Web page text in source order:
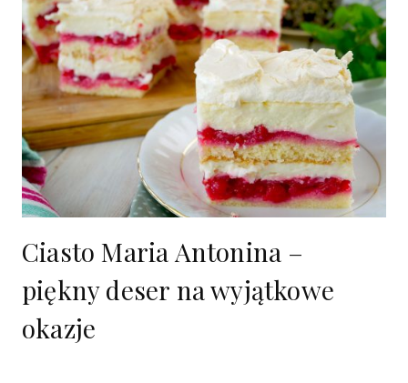
Ciasto Maria Antonina –
piękny deser na wyjątkowe
okazje